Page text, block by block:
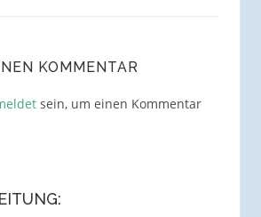
KOMMENTAR
sein, um einen Kommentar